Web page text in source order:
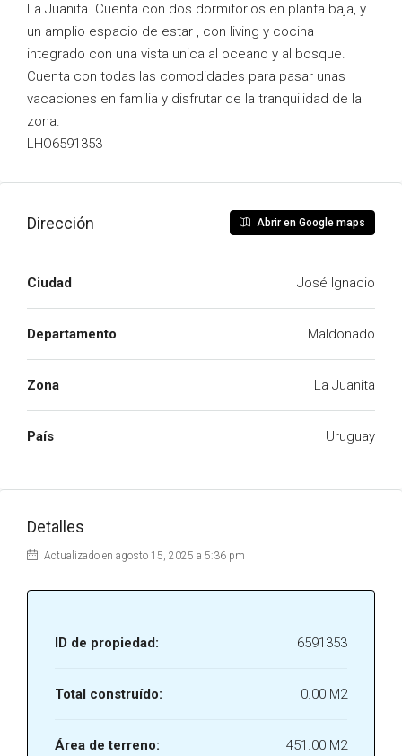
La Juanita. Cuenta con dos dormitorios en planta baja, y
un amplio espacio de estar , con living y cocina
integrado con una vista unica al oceano y al bosque.
Cuenta con todas las comodidades para pasar unas
vacaciones en familia y disfrutar de la tranquilidad de la
zona.
LHO6591353
Dirección Abrir en Google maps
Ciudad José Ignacio
Departamento Maldonado
Zona La Juanita
País Uruguay
Detalles
Actualizado en agosto 15, 2025 a 5:36 pm
ID de propiedad: 6591353
Total construído: 0.00 M2
Área de terreno: 451.00 M2